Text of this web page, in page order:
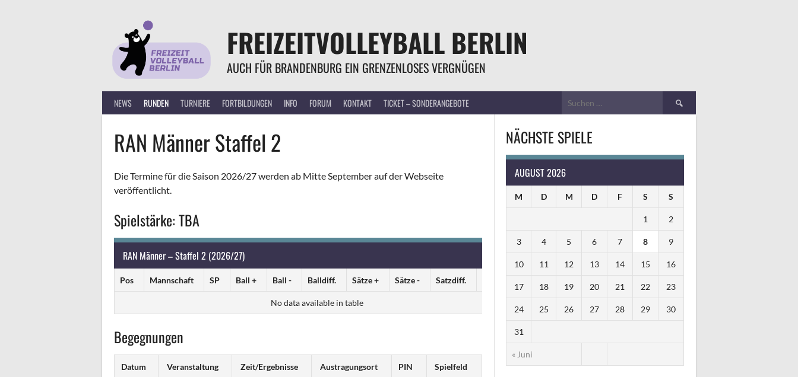
FREIZEITVOLLEYBALL BERLIN
AUCH FÜR BRANDENBURG EIN GRENZENLOSES VERGNÜGEN
NEWS RUNDEN TURNIERE FORTBILDUNGEN INFO FORUM KONTAKT TICKET – SONDERANGEBOTE
Suchen
nach:
RAN Männer Staffel 2
Die Termine für die Saison 2026/27 werden ab Mitte September auf der Webseite
veröffentlicht.
Spielstärke: TBA
RAN Männer – Staffel 2 (2026/27)
Pos Mannschaft SP Ball + Ball - Balldiff. Sätze + Sätze - Satzdiff.
No data available in table
Begegnungen
Datum Veranstaltung Zeit/Ergebnisse Austragungsort PIN Spielfeld
NÄCHSTE SPIELE
AUGUST 2026
M D M D F S S
« Juni
1 2
3 4 5 6 7 8 9
10 11 12 13 14 15 16
17 18 19 20 21 22 23
24 25 26 27 28 29 30
31